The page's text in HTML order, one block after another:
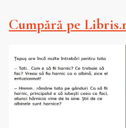
Cumpără pe